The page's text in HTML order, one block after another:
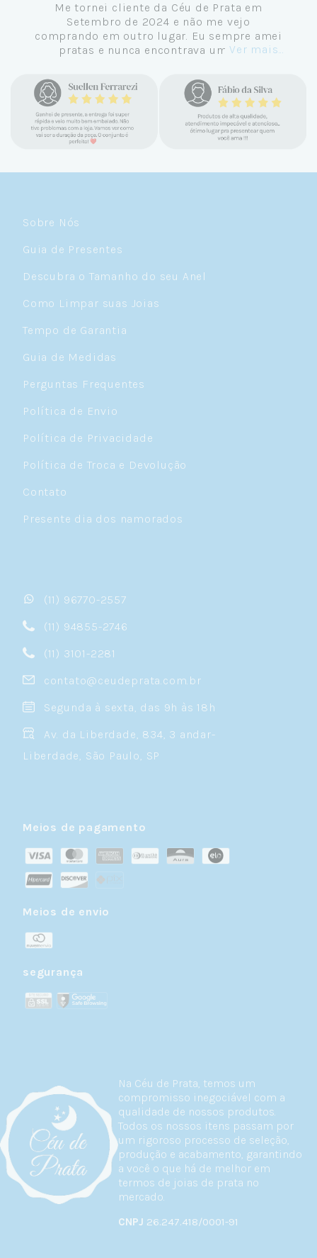
Me tornei cliente da Céu de Prata em
Setembro de 2024 e não me vejo
comprando em outro lugar. Eu sempre amei
pratas e nunca encontrava uma loja
encontrar a Céu. Atendimento
personalizado, verdadeiras jóias prata 925,
mimos e brindes incríveis. Virei cliente fiel
e amo demais as pratas que são lindas, tem
um brilho incrível e preço super justo. Fora
Ver mais...
Na Céu de Prata, temos um
compromisso inegociável com a
qualidade de nossos produtos.
Todos os nossos itens passam por
um rigoroso processo de seleção,
produção e acabamento, garantindo
a você o que há de melhor em
termos de joias de prata no
mercado.
CNPJ 26.247.418/0001-91
Sobre Nós
Guia de Presentes
Descubra o Tamanho do seu Anel
Como Limpar suas Joias
Tempo de Garantia
Guia de Medidas
Perguntas Frequentes
Política de Envio
Política de Privacidade
Política de Troca e Devolução
Contato
Presente dia dos namorados
(11) 96770-2557
(11) 94855-2746
(11) 3101-2281
contato@ceudeprata.com.br
Segunda à sexta, das 9h às 18h
Av. da Liberdade, 834, 3 andar-
Liberdade, São Paulo, SP
Meios de pagamento
Meios de envio
segurança